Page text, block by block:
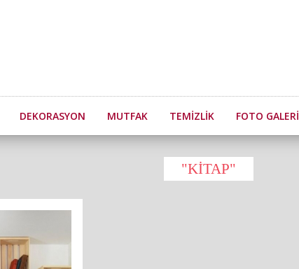
DEKORASYON MUTFAK TEMIZLIK FOTO GALERI
"KITAP"